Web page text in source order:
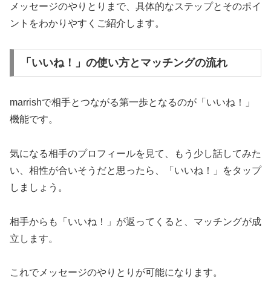
メッセージのやりとりまで、具体的なステップとそのポイ
ントをわかりやすくご紹介します。
「いいね！」の使い方とマッチングの流れ
marrishで相手とつながる第一歩となるのが「いいね！」
機能です。
気になる相手のプロフィールを見て、もう少し話してみた
い、相性が合いそうだと思ったら、「いいね！」をタップ
しましょう。
相手からも「いいね！」が返ってくると、マッチングが成
立します。
これでメッセージのやりとりが可能になります。